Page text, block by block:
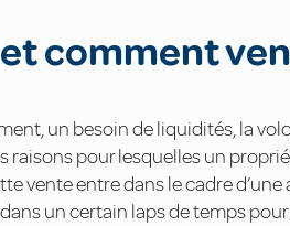
comment
un besoin de liquidités, la
raisons pour lesquelles un
vente entre dans le cadre
un certain laps de temps